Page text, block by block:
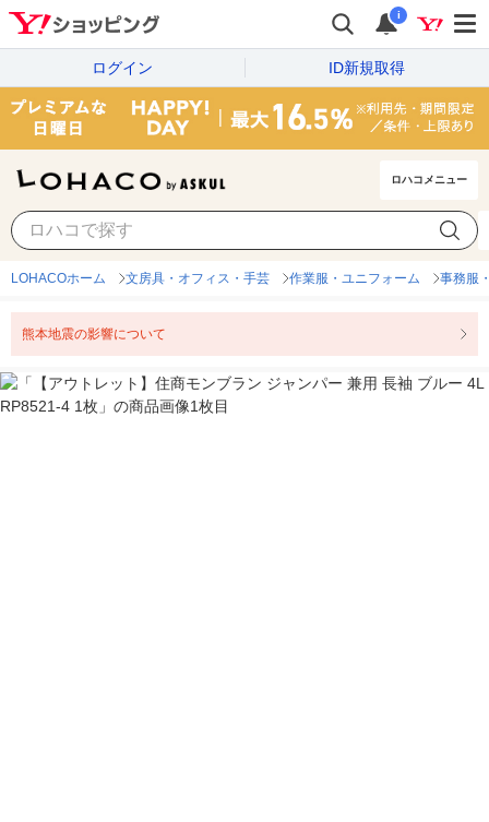
i
ログイン ID新規取得
ロハコメニュー
LOHACOホーム 文房具・オフィス・手芸 作業服・ユニフォーム 事務服
熊本地震の影響について